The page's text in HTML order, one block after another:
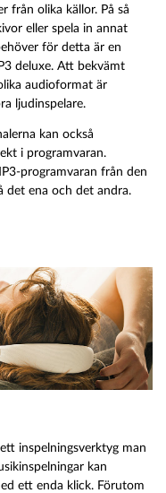
från olika källor. På så
eller spela in annat
för detta är en
deluxe. Att bekvämt
audioformat är
ljudinspelare.
kan också
i programvaran.
programvaran från den
det ena och det andra.
inspelningsverktyg man
kan
ett enda klick. Förutom